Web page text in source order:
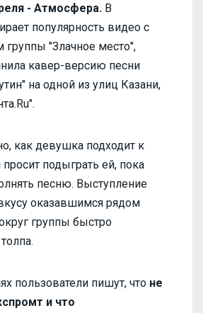
- Атмосфера. В
популярность видео с
группы "Злачное место",
кавер-версию песни
на одной из улиц Казани,
как девушка подходит к
подыграть ей, пока
песню. Выступление
оказавшимся рядом
группы быстро
пользователи пишут, что не
и что